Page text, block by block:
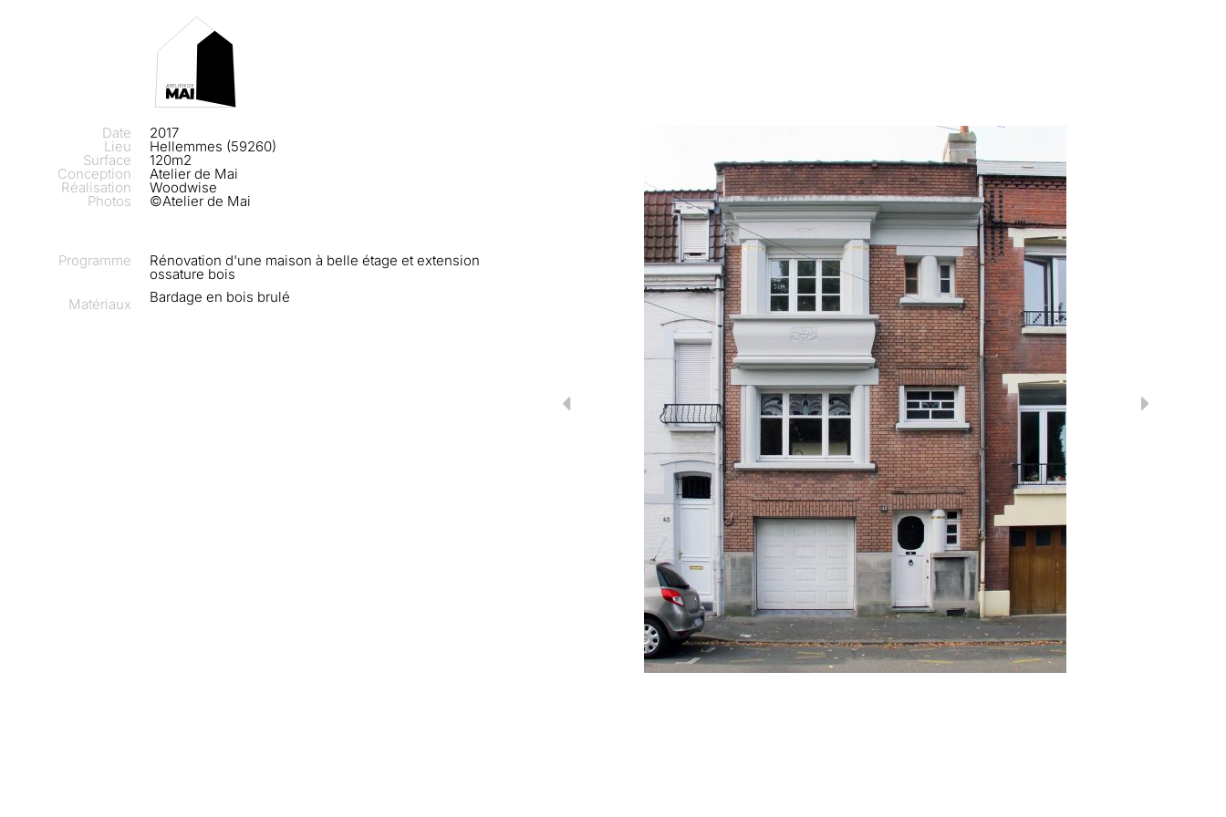
Date
Lieu
Surface
Conception
Réalisation
Photos
Programme
Matériaux
2017
Hellemmes (59260)
120m2
Atelier de Mai
Woodwise
©Atelier de Mai
Rénovation d'une maison à belle étage et extension
ossature bois
Bardage en bois brulé